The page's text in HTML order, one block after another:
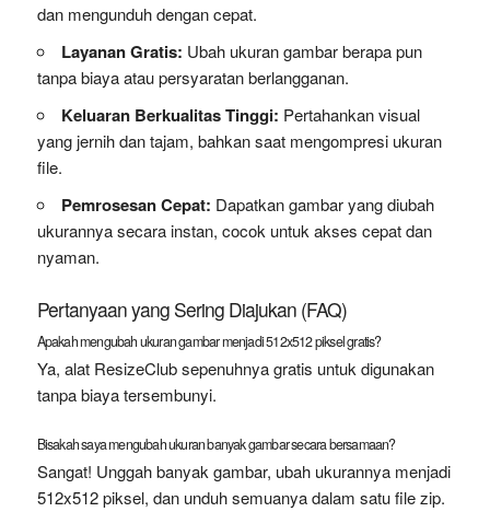
dan mengunduh dengan cepat.
Layanan Gratis: Ubah ukuran gambar berapa pun
tanpa biaya atau persyaratan berlangganan.
Keluaran Berkualitas Tinggi: Pertahankan visual
yang jernih dan tajam, bahkan saat mengompresi ukuran
file.
Pemrosesan Cepat: Dapatkan gambar yang diubah
ukurannya secara instan, cocok untuk akses cepat dan
nyaman.
Pertanyaan yang Sering Diajukan (FAQ)
Apakah mengubah ukuran gambar menjadi 512x512 piksel gratis?
Ya, alat ResizeClub sepenuhnya gratis untuk digunakan
tanpa biaya tersembunyi.
Bisakah saya mengubah ukuran banyak gambar secara bersamaan?
Sangat! Unggah banyak gambar, ubah ukurannya menjadi
512x512 piksel, dan unduh semuanya dalam satu file zip.